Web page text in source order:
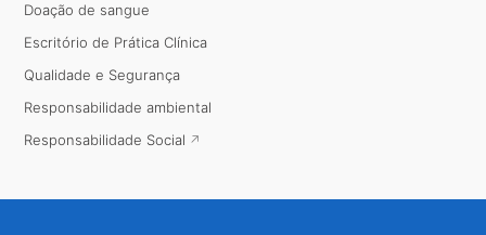
Doação de sangue
Escritório de Prática Clínica
Qualidade e Segurança
Responsabilidade ambiental
Responsabilidade Social